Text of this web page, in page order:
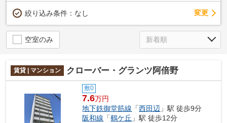
絞り込み条件： なし 変更
空室のみ
賃貸 | マンション クローバー・グランツ阿倍野
敷0
7.6万円
地下鉄御堂筋線 「西田辺 」駅 徒歩9分
阪和線 「鶴ケ丘 」駅 徒歩12分